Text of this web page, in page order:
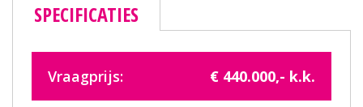
SPECIFICATIES
Vraagprijs: € 440.000,- k.k.